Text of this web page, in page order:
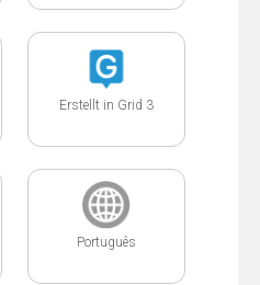
Erstellt in Grid 3
Português